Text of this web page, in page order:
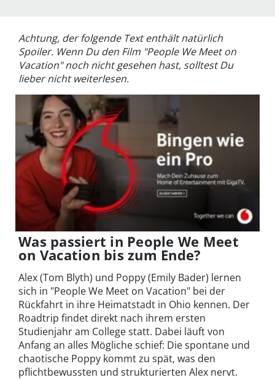
Achtung, der folgende Text enthält natürlich
Spoiler. Wenn Du den Film "People We Meet on
Vacation" noch nicht gesehen hast, solltest Du
lieber nicht weiterlesen.
Was passiert in People We Meet
on Vacation bis zum Ende?
Alex (Tom Blyth) und Poppy (Emily Bader) lernen
sich in "People We Meet on Vacation" bei der
Rückfahrt in ihre Heimatstadt in Ohio kennen. Der
Roadtrip findet direkt nach ihrem ersten
Studienjahr am College statt. Dabei läuft von
Anfang an alles Mögliche schief: Die spontane und
chaotische Poppy kommt zu spät, was den
pflichtbewussten und strukturierten Alex nervt.